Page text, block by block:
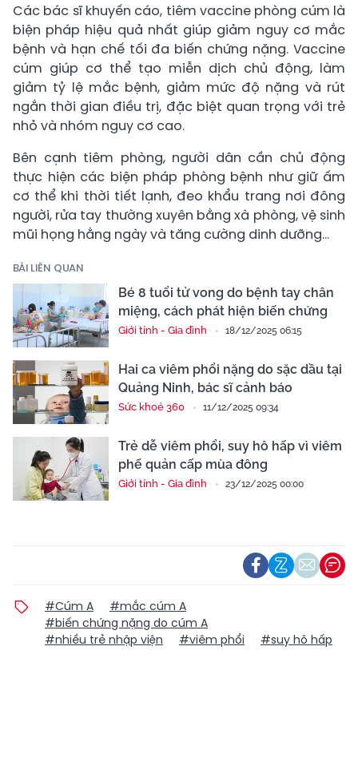
Các bác sĩ khuyến cáo, tiêm vaccine phòng cúm là
biện pháp hiệu quả nhất giúp giảm nguy cơ mắc
bệnh và hạn chế tối đa biến chứng nặng. Vaccine
cúm giúp cơ thể tạo miễn dịch chủ động, làm
giảm tỷ lệ mắc bệnh, giảm mức độ nặng và rút
ngắn thời gian điều trị, đặc biệt quan trọng với trẻ
nhỏ và nhóm nguy cơ cao.
Bên cạnh tiêm phòng, người dân cần chủ động
thực hiện các biện pháp phòng bệnh như giữ ấm
cơ thể khi thời tiết lạnh, đeo khẩu trang nơi đông
người, rửa tay thường xuyên bằng xà phòng, vệ sinh
mũi họng hằng ngày và tăng cường dinh dưỡng...
BÀI LIÊN QUAN
Bé 8 tuổi tử vong do bệnh tay chân
miệng, cách phát hiện biến chứng
Giới tính - Gia đình 18/12/2025 06:15
Hai ca viêm phổi nặng do sặc dầu tại
Quảng Ninh, bác sĩ cảnh báo
Sức khoẻ 360 11/12/2025 09:34
Trẻ dễ viêm phổi, suy hô hấp vì viêm
phế quản cấp mùa đông
Giới tính - Gia đình 23/12/2025 00:00
#Cúm A
#mắc cúm A
#biến chứng nặng do cúm A
#nhiều trẻ nhập viện
#viêm phổi #suy hô hấp